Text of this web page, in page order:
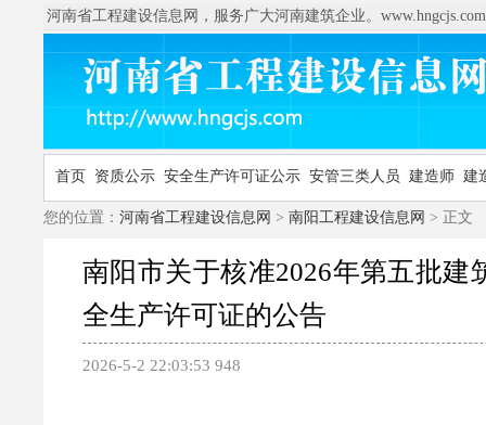
河南省工程建设信息网，服务广大河南建筑企业。www.hngcjs.com
首页 资质公示 安全生产许可证公示 安管三类人员 建造师 建
您的位置： 河南省工程建设信息网 > 南阳工程建设信息网 > 正文
南阳市关于核准2026年第五批建
全生产许可证的公告
2026-5-2 22:03:53 948